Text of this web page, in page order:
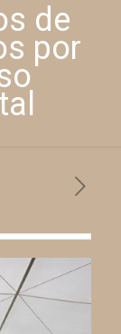
de
por